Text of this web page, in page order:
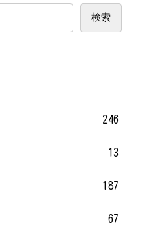
検索
246
13
187
67